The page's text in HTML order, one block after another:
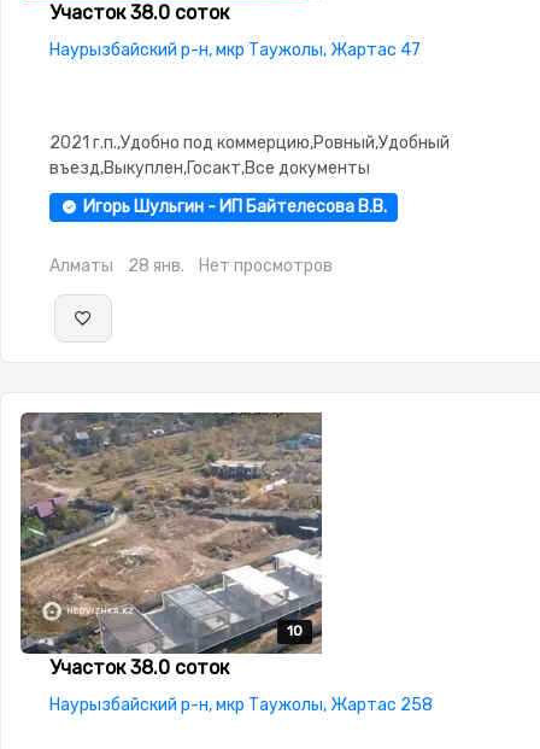
Участок 38.0 соток
Наурызбайский р-н, мкр Таужолы, Жартас 47
2021 г.п.,Удобно под коммерцию,Ровный,Удобный
въезд,Выкуплен,Госакт,Все документы
Игорь Шульгин - ИП Байтелесова В.В.
Алматы 28 янв. Нет просмотров
10
10
10
10
10
Участок 38.0 соток
Наурызбайский р-н, мкр Таужолы, Жартас 258